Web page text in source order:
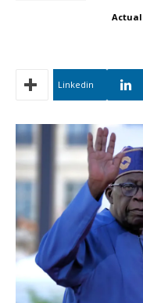
Linkedin